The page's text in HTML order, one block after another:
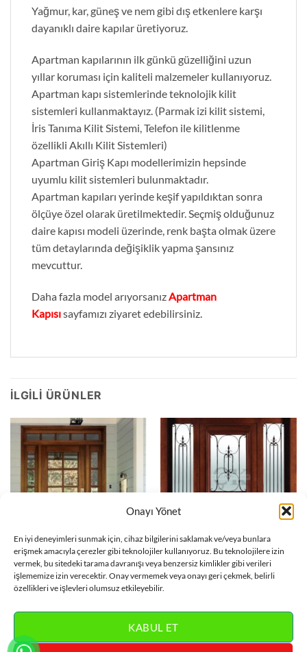
Onayı Yönet
En iyi deneyimleri sunmak için, cihaz bilgilerini saklamak ve/veya bunlara
erişmek amacıyla çerezler gibi teknolojiler kullanıyoruz. Bu teknolojilere izin
vermek, bu sitedeki tarama davranışı veya benzersiz kimlikler gibi verileri
işlememize izin verecektir. Onay vermemek veya onayı geri çekmek, belirli
özellikleri ve işlevleri olumsuz etkileyebilir.
KABUL ET
Yağmur, kar, güneş ve nem gibi dış etkenlere karşı
dayanıklı daire kapılar üretiyoruz.
Apartman kapılarının ilk günkü güzelliğini uzun
yıllar koruması için kaliteli malzemeler kullanıyoruz.
Apartman kapı sistemlerinde teknolojik kilit
sistemleri kullanmaktayız. (Parmak izi kilit sistemi,
İris Tanıma Kilit Sistemi, Telefon ile kilitlenme
özellikli Akıllı Kilit Sistemleri)
Apartman Giriş Kapı modellerimizin hepsinde
uyumlu kilit sistemleri bulunmaktadır.
Apartman kapıları yerinde keşif yapıldıktan sonra
ölçüye özel olarak üretilmektedir. Seçmiş olduğunuz
daire kapısı modeli üzerinde, renk başta olmak üzere
tüm detaylarında değişiklik yapma şansınız
mevcuttur.
Daha fazla model arıyorsanız Apartman
Kapısısayfamızı ziyaret edebilirsiniz.
İLGILI ÜRÜNLER
APARTMAN KAPISI
Aynalı Ahşap Apartman Bina
Kapısı ÇK0827
DEVAMINI OKU
APARTMAN KAPISI
Ferforje Detay Apartman
Bina Kapısı ÇK0808
DEVAMINI OKU